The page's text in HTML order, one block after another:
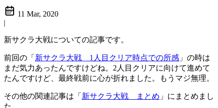
11 Mar, 2020
|
新サクラ大戦についての記事です。
前回の「 新サクラ大戦 1人目クリア時点での所感 」の時は
まだ気力あったんですけどね。2人目クリアに向けて進めて
たんですけど、最終戦前に心が折れました。もうマジ無理。
その他の関連記事は「 新サクラ大戦 まとめ 」にまとめまし
た。